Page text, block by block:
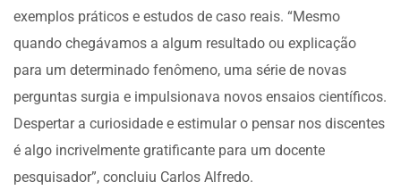
exemplos práticos e estudos de caso reais. “Mesmo
quando chegávamos a algum resultado ou explicação
para um determinado fenômeno, uma série de novas
perguntas surgia e impulsionava novos ensaios científicos.
Despertar a curiosidade e estimular o pensar nos discentes
é algo incrivelmente gratificante para um docente
pesquisador”, concluiu Carlos Alfredo.